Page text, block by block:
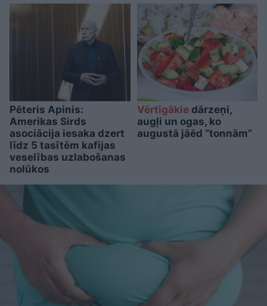
Pēteris Apinis:
Amerikas Sirds
asociācija iesaka dzert
līdz 5 tasītēm kafijas
veselības uzlabošanas
nolūkos
Vērtīgākiedārzeņi,
augļi un ogas, ko
augustā jāēd “tonnām”